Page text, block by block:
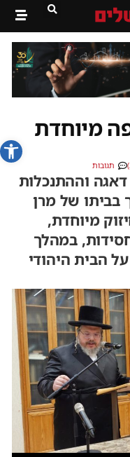
פתח
מיוחדת
תגובות
וההתנכלות
בביתו של מרן
מיוחדת,
במהלך
הבית היהודי